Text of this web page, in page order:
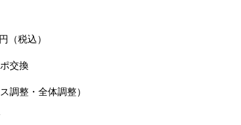
（税込）
交換
調整・全体調整）